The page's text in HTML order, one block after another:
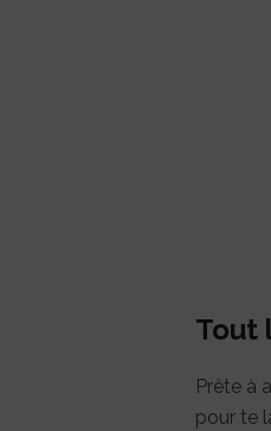
Tout
Prête à
pour te